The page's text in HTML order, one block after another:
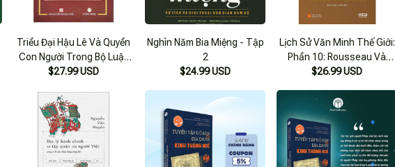
Triều Đại Hậu Lê Và Quyền
Con Người Trong Bộ Luật
Hồng Đức
$27.99 USD
Nghìn Năm Bia Miệng - Tập
2
$24.99 USD
Lịch Sử Văn Minh Thế Giới:
Phần 10: Rousseau Và
Cách Mạng - Tập 2: Nam
$26.99 USD